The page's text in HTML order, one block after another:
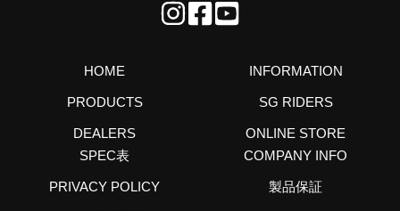
HOME INFORMATION
PRODUCTS SG RIDERS
DEALERS
ONLINE STORE
SPEC表
COMPANY INFO
PRIVACY POLICY 製品保証